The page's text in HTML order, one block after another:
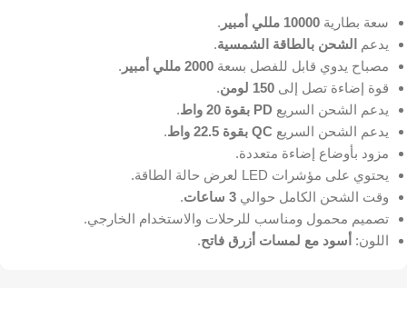
سعة بطارية 10000 مللي أمبير
.
يدعم
الشحن بالطاقة الشمسية.
مصباح يدوي قابل للفصل بسعة 2000 مللي أمبير
.
قوة إضاءة تصل إلى 150 لومن
.
يدعم الشحن السريع PD بقوة 20 واط
.
يدعم الشحن السريع QC بقوة 22.5 واط
.
مزود بأوضاع إضاءة متعددة.
يحتوي على مؤشرات LED لعرض حالة الطاقة.
وقت الشحن الكامل حوالي 3 ساعات
.
تصميم محمول ومناسب للرحلات والاستخدام الخارجي.
اللون: أسود مع لمسات أزرق فاتح.